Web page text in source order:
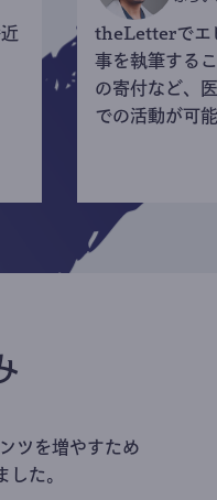
theLetterでエ
事を執筆する
の寄付など、
での活動が可
ツを増やすため
た。